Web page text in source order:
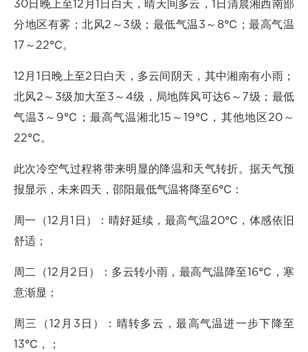
30日晚上至12月1日白天，晴天间多云，1日清晨湘西南部
分地区有雾；北风2～3级；最低气温3～8℃；最高气温
17～22℃。
12月1日晚上至2日白天，多云间阴天，其中湘南有小雨；
北风2～3级加大至3～4级，局地阵风可达6～7级；最低
气温3～9℃；最高气温湘北15～19℃，其他地区20～
22℃。
此次冷空气过程将带来明显的降温和天气转折。据天气预
报显示，未来四天，邵阳最低气温将降至6℃：
周一（12月1日）：晴好延续，最高气温20℃，体感依旧
舒适；
周二（12月2日）：多云转小雨，最高气温降至16℃，寒
意渐显；
周三（12月3日）：晴转多云，最高气温进一步下降至
13℃，；